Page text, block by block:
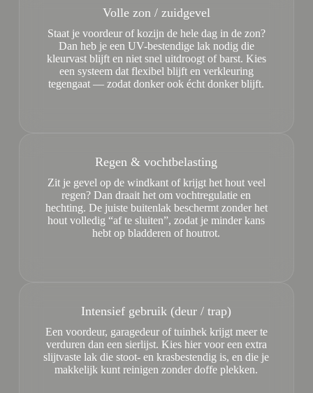
Volle zon / zuidgevel
Staat je voordeur of kozijn de hele dag in de zon?
Dan heb je een UV-bestendige lak nodig die
kleurvast blijft en niet snel uitdroogt of barst. Kies
een systeem dat flexibel blijft en verkleuring
tegengaat — zodat donker ook écht donker blijft.
Regen & vochtbelasting
Zit je gevel op de windkant of krijgt het hout veel
regen? Dan draait het om vochtregulatie en
hechting. De juiste buitenlak beschermt zonder het
hout volledig “af te sluiten”, zodat je minder kans
hebt op bladderen of houtrot.
Intensief gebruik (deur / trap)
Een voordeur, garagedeur of tuinhek krijgt meer te
verduren dan een sierlijst. Kies hier voor een extra
slijtvaste lak die stoot- en krasbestendig is, en die je
makkelijk kunt reinigen zonder doffe plekken.